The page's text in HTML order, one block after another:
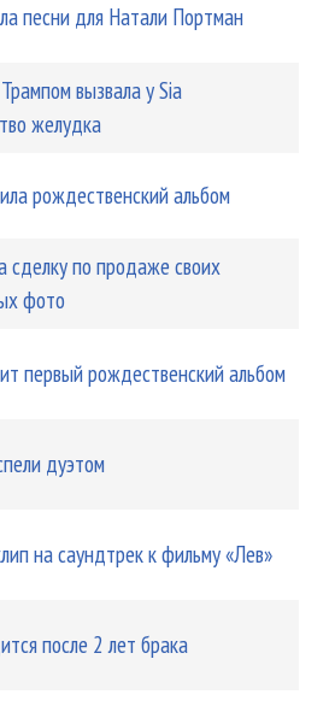
песни для Натали Портман
вызвала у Sia
желудка
рождественский альбом
сделку по продаже своих
фото
первый рождественский альбом
дуэтом
на саундтрек к фильму «Лев»
после 2 лет брака